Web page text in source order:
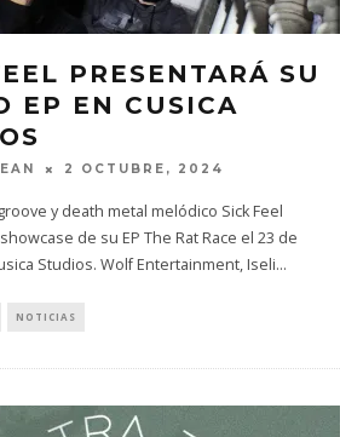
PRESENTARÁ SU
EP EN CUSICA
2 OCTUBRE, 2024
y death metal melódico Sick Feel
de su EP The Rat Race el 23 de
Studios. Wolf Entertainment, Iseli...
NOTICIAS